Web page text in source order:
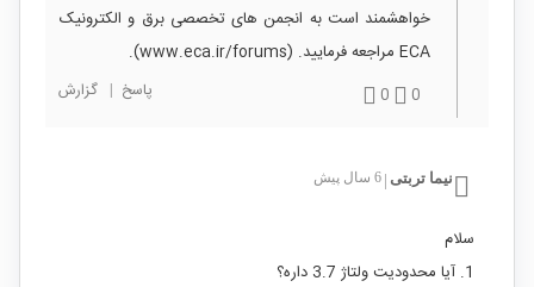
خواهشمند است به انجمن های تخصصی برق و الکترونیک
ECA مراجعه فرمایید. (www.eca.ir/forums).
0
0 پاسخ | گزارش
نیما تربتی 6 سال پیش
سلام
1. آیا محدودیت ولتاژ 3.7 داره؟